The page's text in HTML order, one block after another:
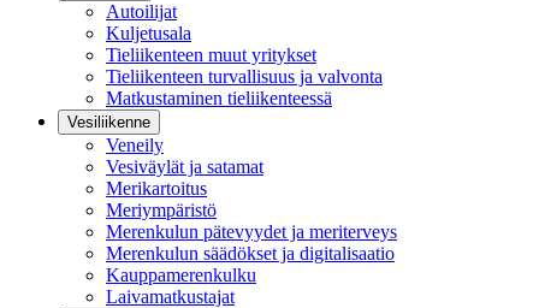
Autoilijat
Kuljetusala
Tieliikenteen muut yritykset
Tieliikenteen turvallisuus ja valvonta
Matkustaminen tieliikenteessä
Vesiliikenne
Veneily
Vesiväylät ja satamat
Merikartoitus
Meriympäristö
Merenkulun pätevyydet ja meriterveys
Merenkulun säädökset ja digitalisaatio
Kauppamerenkulku
Laivamatkustajat